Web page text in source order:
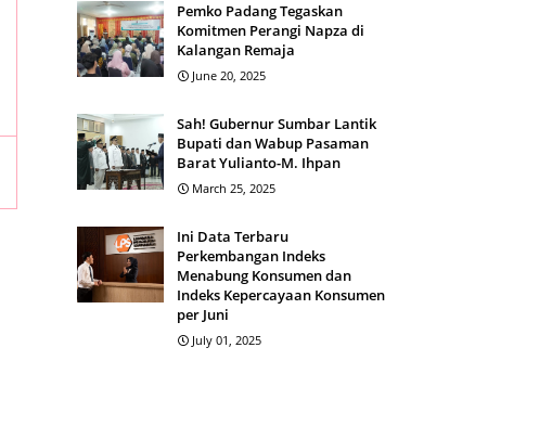
Pemko Padang Tegaskan
Komitmen Perangi Napza di
Kalangan Remaja
June 20, 2025
Sah! Gubernur Sumbar Lantik
Bupati dan Wabup Pasaman
Barat Yulianto-M. Ihpan
March 25, 2025
Ini Data Terbaru
Perkembangan Indeks
Menabung Konsumen dan
Indeks Kepercayaan Konsumen
per Juni
July 01, 2025